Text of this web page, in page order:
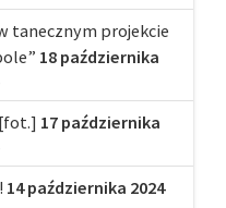
tanecznym projekcie
18 października
17 października
14 października 2024